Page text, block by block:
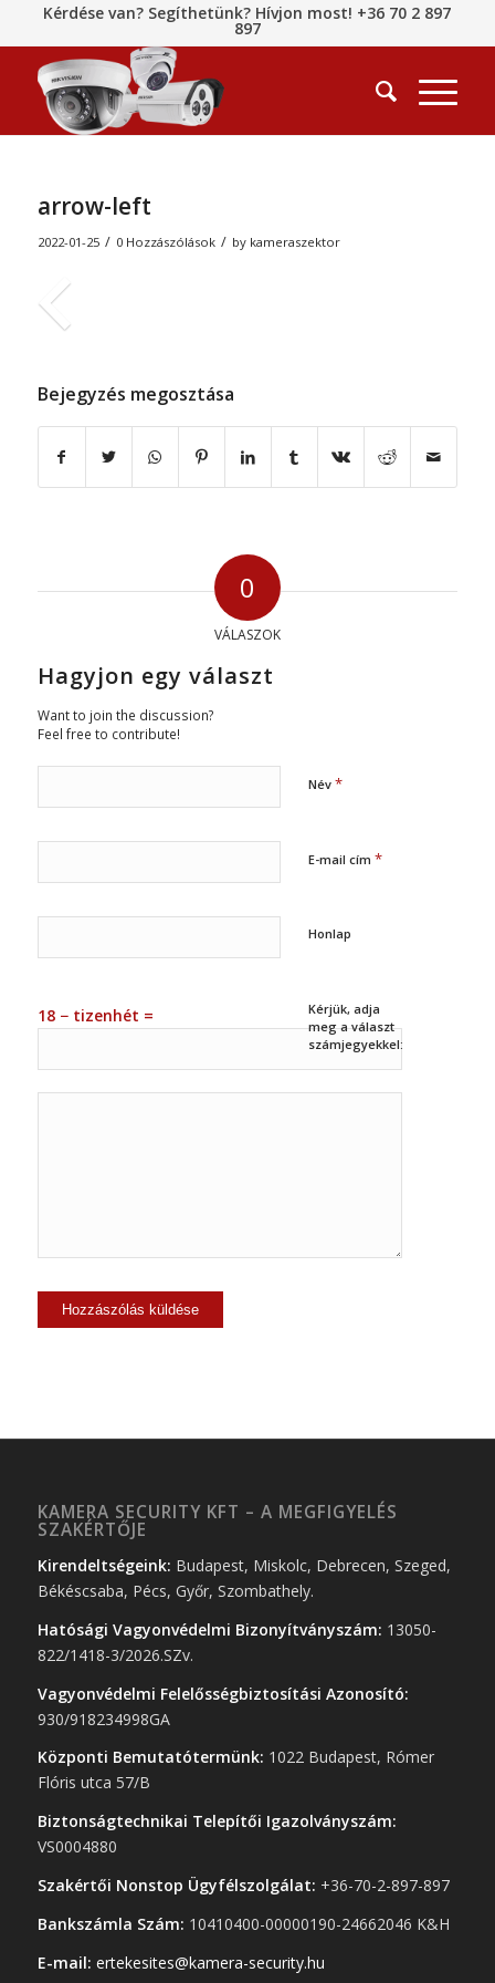
Kérdése van? Segíthetünk? Hívjon most! +36 70 2 897
897
arrow-left
2022-01-25 / 0 Hozzászólások / by kameraszektor
Bejegyzés megosztása
0
VÁLASZOK
Hagyjon egy választ
Want to join the discussion?
Feel free to contribute!
Név *
E-mail cím *
Honlap
Kérjük, adja
meg a választ
számjegyekkel:
18 − tizenhét =
KAMERA SECURITY KFT – A MEGFIGYELÉS
SZAKÉRTŐJE
Kirendeltségeink: Budapest, Miskolc, Debrecen, Szeged,
Békéscsaba, Pécs, Győr, Szombathely.
Hatósági Vagyonvédelmi Bizonyítványszám: 13050-
822/1418-3/2026.SZv.
Vagyonvédelmi Felelősségbiztosítási Azonosító:
930/918234998GA
Központi Bemutatótermünk: 1022 Budapest, Rómer
Flóris utca 57/B
Biztonságtechnikai Telepítői Igazolványszám:
VS0004880
Szakértői Nonstop Ügyfélszolgálat: +36-70-2-897-897
Bankszámla Szám: 10410400-00000190-24662046 K&H
E-mail: ertekesites@kamera-security.hu